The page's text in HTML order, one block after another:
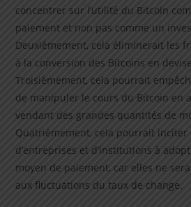
concentrer sur l’utilité du Bitcoin
paiement et non pas comme un
Deuxièmement, cela éliminerait les
à la conversion des Bitcoins en
Troisièmement, cela pourrait
de manipuler le cours du Bitcoin en
vendant des grandes quantités de
Quatrièmement, cela pourrait inciter
d’entreprises et d’institutions à
moyen de paiement, car elles ne
aux fluctuations du taux de change.